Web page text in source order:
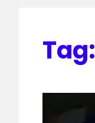
Tag: